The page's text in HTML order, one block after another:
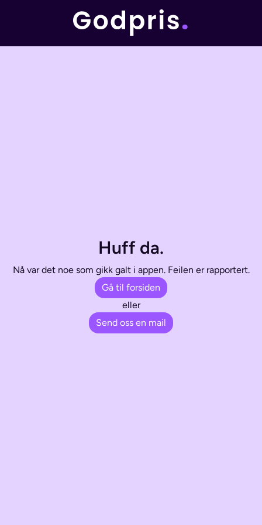
Huff da.
Nå var det noe som gikk galt i appen. Feilen er rapportert.
Gå til forsiden
eller
Send oss en mail